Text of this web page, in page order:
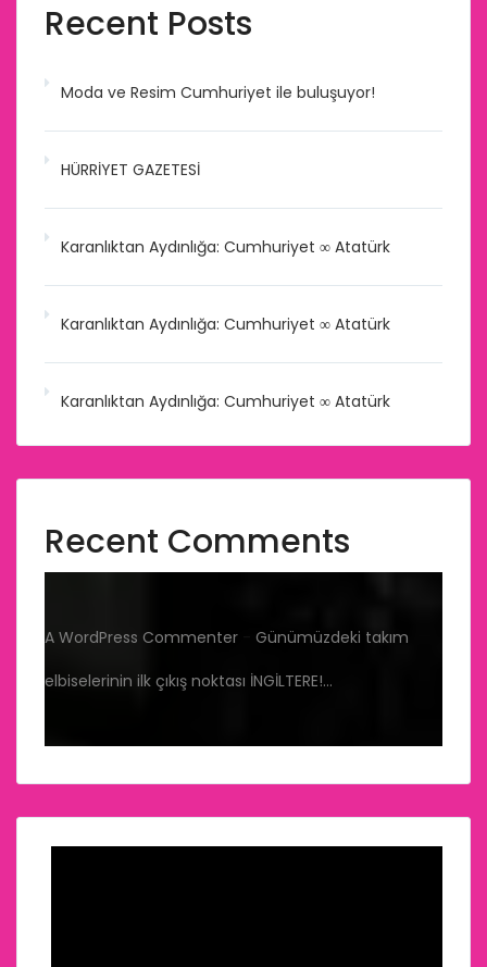
Recent Posts
Moda ve Resim Cumhuriyet ile buluşuyor!
HÜRRİYET GAZETESİ
Karanlıktan Aydınlığa: Cumhuriyet ∞ Atatürk
Karanlıktan Aydınlığa: Cumhuriyet ∞ Atatürk
Karanlıktan Aydınlığa: Cumhuriyet ∞ Atatürk
Recent Comments
A WordPress Commenter
Günümüzdeki takım
elbiselerinin ilk çıkış noktası İNGİLTERE!…